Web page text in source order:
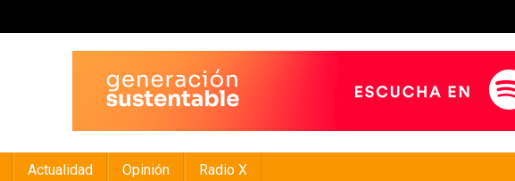
Actualidad Opinión Radio X